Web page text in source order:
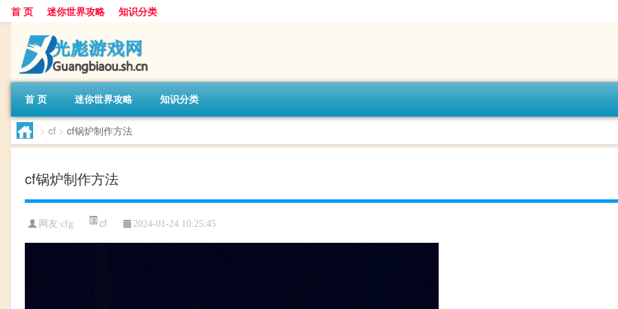
首 页 迷你世界攻略 知识分类
首 页 迷你世界攻略 知识分类
> cf > cf锅炉制作方法
cf锅炉制作方法
网友:cfg cf 2024-01-24 10:25:45